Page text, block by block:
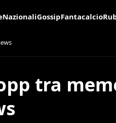
NazionaliGossipFantacalcio
tra